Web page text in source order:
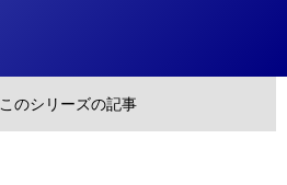
このシリーズの記事